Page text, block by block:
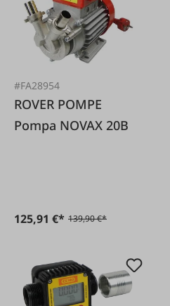
#FA28954
ROVER POMPE
Pompa NOVAX 20B
125,91 €* 139,90 €*